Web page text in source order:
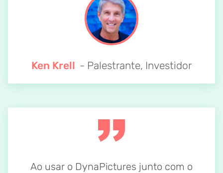
Ken Krell - Palestrante, Investidor
Ao usar o DynaPictures junto com o